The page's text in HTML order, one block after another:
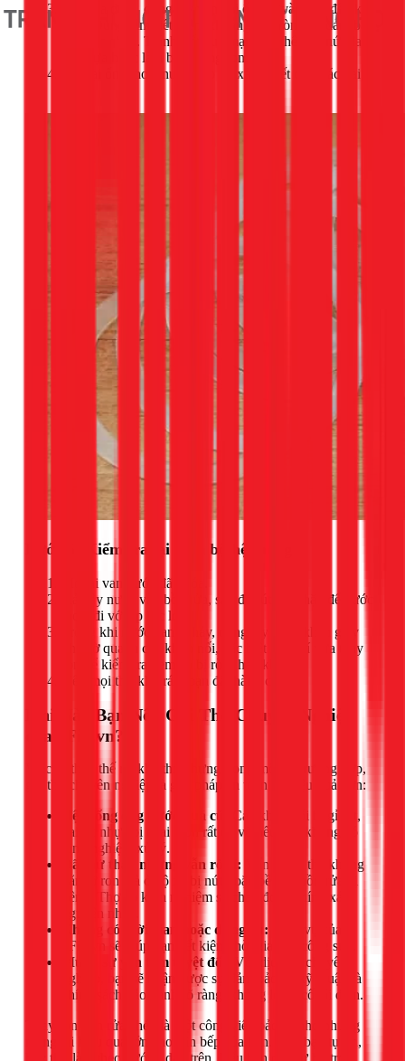
Từ phía dưới, dùng tay vặn đai ốc lớn vào cho đến khi
chặt. Dùng kìm siết thêm khoảng 1/4 vòng để đảm bảo
độ chắc chắn. Tránh siết quá mạnh có thể làm nứt đai
ốc nhựa hoặc làm biến dạng ron.
Lắp lại ống thoát nước vào bộ xả và siết chặt các đai
Bước 5: Kiểm tra lại toàn bộ hệ thống
Mở lại van nước đã khóa.
Xả đầy nước vào bồn rửa, sau đó rút nút chặn để nước
thoát đi với áp lực lớn.
Trong khi nước đang chảy, dùng tay hoặc khăn giấy
khô sờ quanh các khớp nối, đặc biệt là vị trí vừa thay
ron để kiểm tra xem có bị rò rỉ hay không.
Nếu mọi thứ khô ráo, bạn đã thành công!
Khi Nào Bạn Nên Gọi Thợ Chuyên Nghiệp
của 1Fix.vn?
Việc tự thay thế rất khả thi, nhưng trong một số trường hợp,
gọi thợ chuyên nghiệp là giải pháp an toàn và hiệu quả hơn:
Hệ thống ống nước quá cũ:
Các khớp nối bị gỉ sét,
đai ốc nhựa bị chai giòn rất dễ vỡ nếu bạn không có
kinh nghiệm xử lý.
Đã thử thay nhưng vẫn rò rỉ: Vấn đề có thể không
nằm ở ron mà ở bộ xả bị nứt hoặc bề mặt bồn rửa bị
vênh. Thợ có kinh nghiệm sẽ chẩn đoán chính xác
nguyên nhân.
Không có thời gian hoặc dụng cụ: Dịch vụ của
1Fix.vn sẽ giúp bạn tiết kiệm thời gian và công sức.
Muốn sự yên tâm tuyệt đối:
Với dịch vụ chuyên
nghiệp, bạn sẽ nhận được sự đảm bảo về kỹ thuật và
chính sách bảo hành rõ ràng, không lo sự cố tái diễn.
Thay ron bồn rửa chén là một công việc bảo trì nhỏ nhưng
mang lại hiệu quả lớn cho căn bếp của bạn. Nếu bạn tự tin,